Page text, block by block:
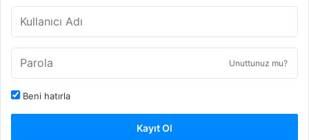
Unuttunuz mu?
Beni hatırla
Kayıt Ol